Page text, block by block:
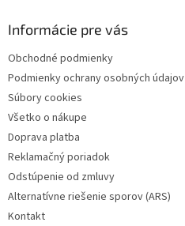
Informácie pre vás
Obchodné podmienky
Podmienky ochrany osobných údajov
Súbory cookies
Všetko o nákupe
Doprava platba
Reklamačný poriadok
Odstúpenie od zmluvy
Alternatívne riešenie sporov (ARS)
Kontakt